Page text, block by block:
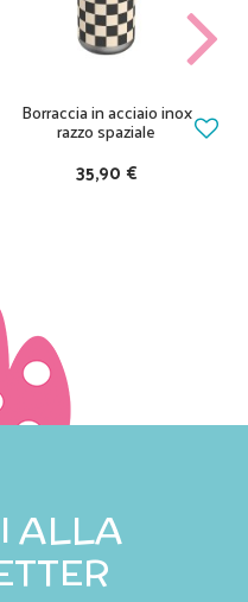
Borraccia in acciaio inox
razzo spaziale
35,90 €
ALLA